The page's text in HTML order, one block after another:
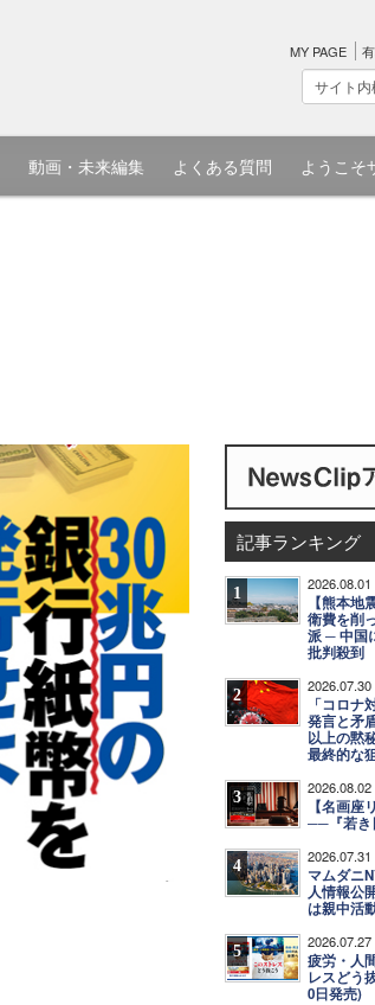
MY PAGE
動画・未来編集 よくある質問 ようこそ
記事ランキング
1 2026.08.01
【熊本
衛費を削
派 ─ 中国
批判殺到
2 2026.07.30
「コロ
発言と矛
以上の黙
最終的な
3 2026.08.02
【名画座
──『若き
4 2026.07.31
マムダニ
人情報公
は親中活
5 2026.07.27
疲労・人
レスどう
0日発売)